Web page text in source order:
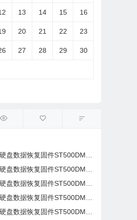
13 14 15 16
20 21 22 23
27 28 29 30
ST500DM002-1ER14C-CC46-S4Y4K583-PC3000全套
ST500DM002-1ER14C-CC43-Z4Y16NC5-PC3000全套
ST500DM002-1CH14C-CC49-Z1DA7L6D-PC3000全套
ST500DM002-1CH14C-CC49-Z1DA7L6D-PC3000全套
ST500DM002-1CH14C-CC49-S1DHMP2Y-PC3000全套